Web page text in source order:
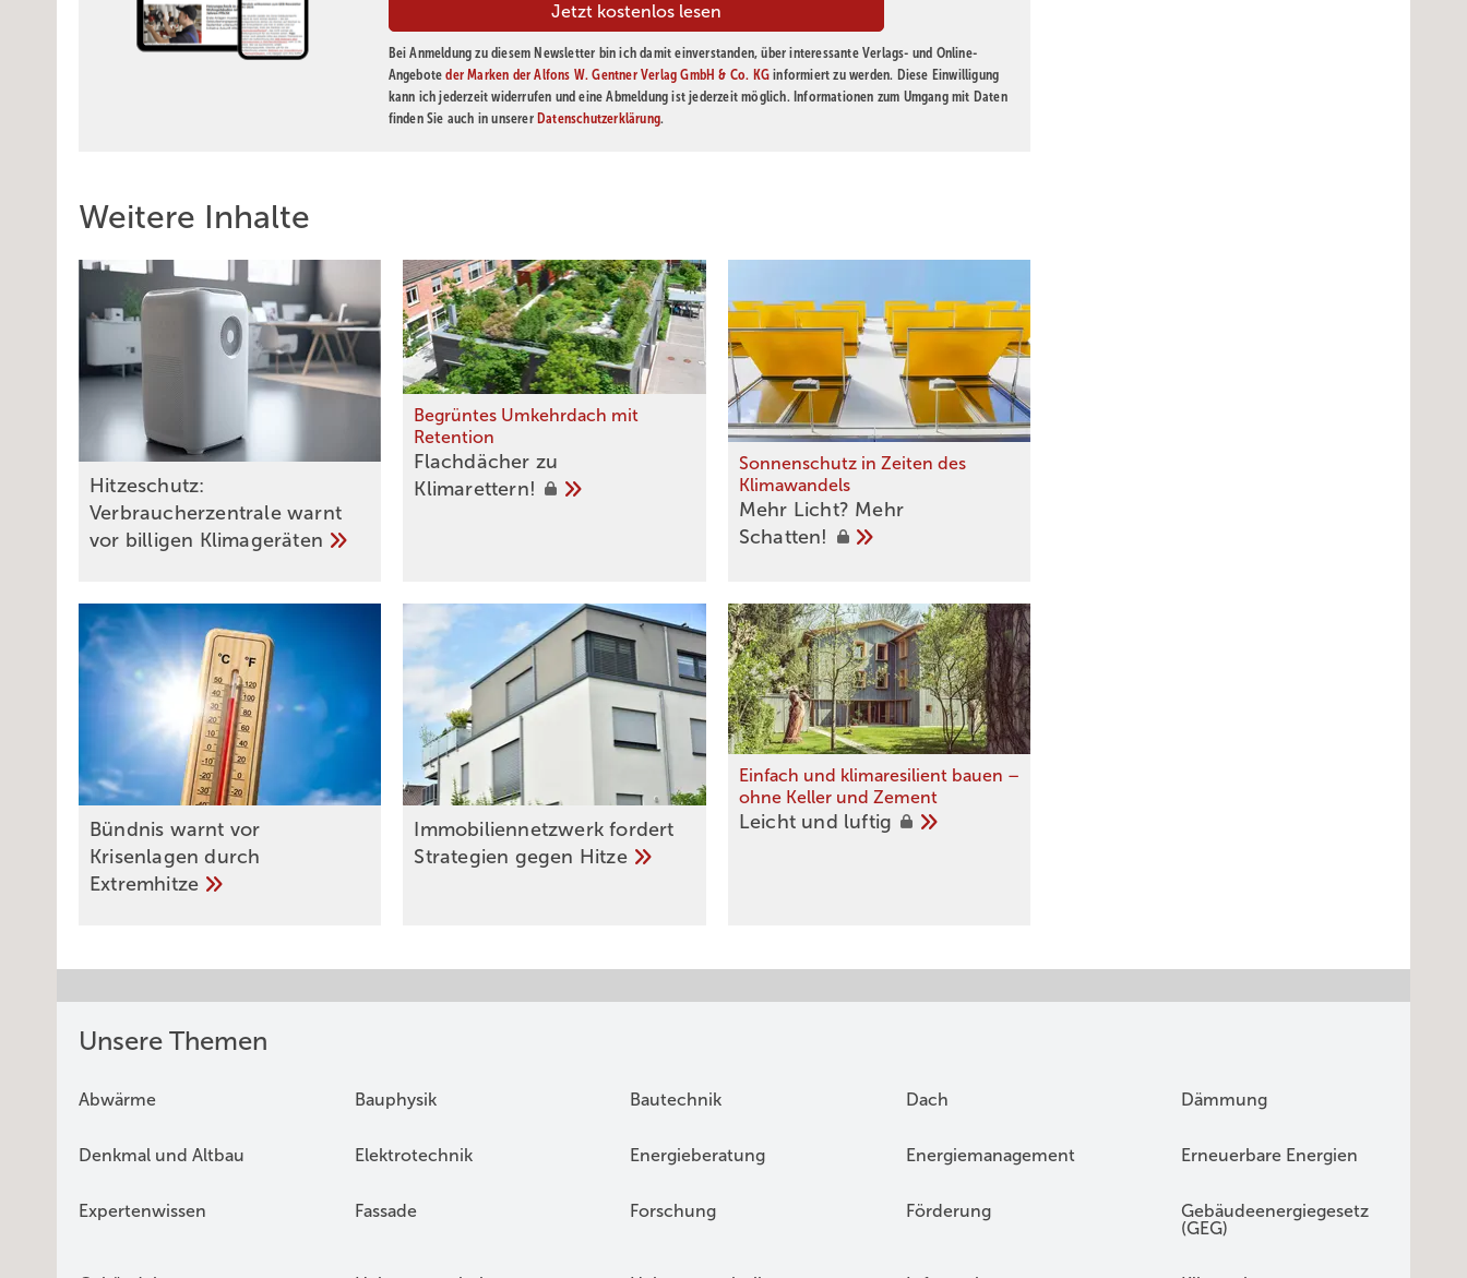
Bei Anmeldung zu diesem Newsletter bin ich damit einverstanden, über interessante Verlags- und Online-
Angeboteder Marken der Alfons W. Gentner Verlag GmbH & Co. KG informiert zu werden. Diese Einwilligung
kann ich jederzeit widerrufen und eine Abmeldung ist jederzeit möglich. Informationen zum Umgang mit Daten
finden Sie auch in unserer Datenschutzerklärung.
Weitere Inhalte
Hitzeschutz:
Verbraucherzentrale warnt
vor billigen Klimageräten
Begrüntes Umkehrdach mit
Retention
Flachdächer zu
Klimarettern!
Sonnenschutz in Zeiten des
Klimawandels
Mehr Licht? Mehr
Schatten!
Bündnis warnt vor
Krisenlagen durch
Extremhitze
Immobiliennetzwerk fordert
Strategien gegen Hitze
Einfach und klimaresilient bauen –
ohne Keller und Zement
Leicht und luftig
Unsere Themen
Abwärme Bauphysik Bautechnik Dach Dämmung
Denkmal und Altbau Elektrotechnik Energieberatung Energiemanagement Erneuerbare Energien
Expertenwissen Fassade Forschung Förderung
Gebäudeenergiegesetz
(GEG)